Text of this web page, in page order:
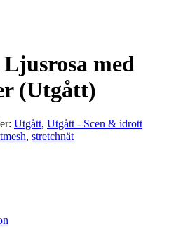
med
(Utgått)
Utgått, Utgått - Scen & idrott
, stretchnät